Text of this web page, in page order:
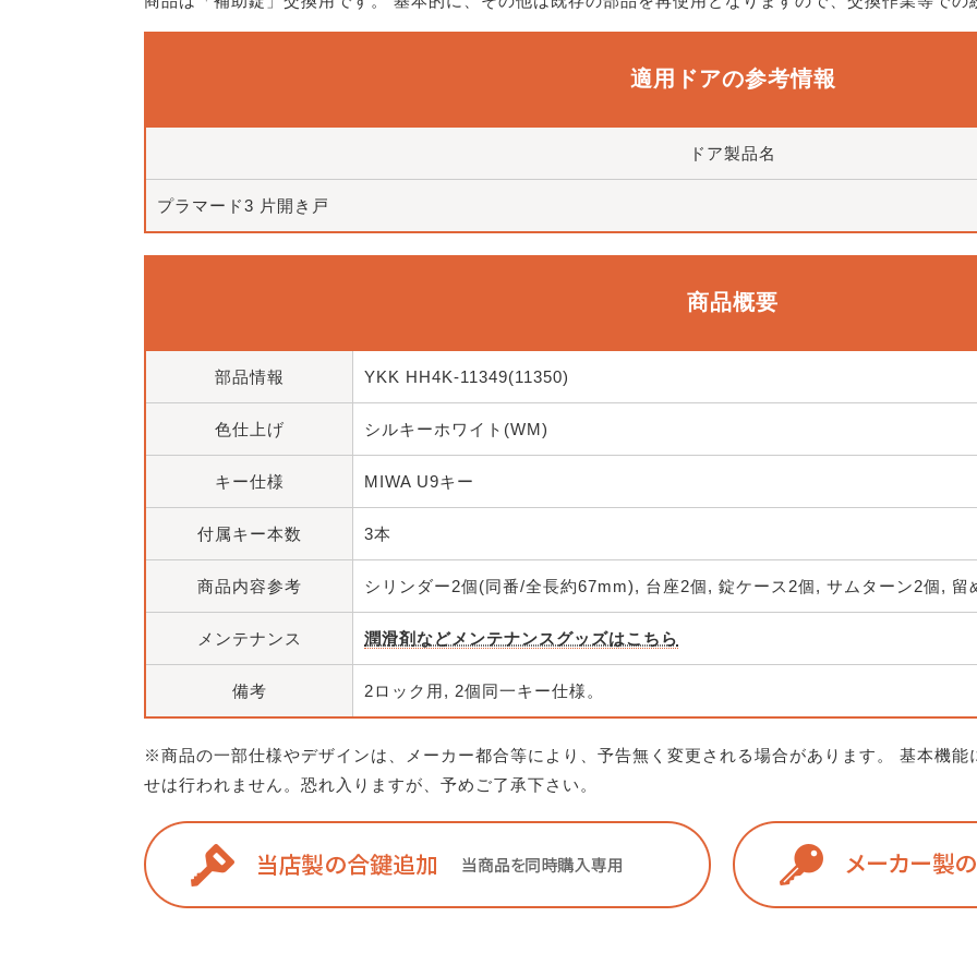
適用ドアの参考情報
ドア製品名
プラマード3 片開き戸
商品概要
部品情報 YKK HH4K-11349(11350)
色仕上げ シルキーホワイト(WM)
キー仕様 MIWA U9キー
付属キー本数 3本
商品内容参考 シリンダー2個(同番/全長約67mm), 台座2個, 錠ケース2個, サムターン2個, 留
メンテナンス 潤滑剤などメンテナンスグッズはこちら
備考 2ロック用, 2個同一キー仕様。
※商品の一部仕様やデザインは、メーカー都合等により、予告無く変更される場合があります。 基本機能
せは行われません。恐れ入りますが、予めご了承下さい。